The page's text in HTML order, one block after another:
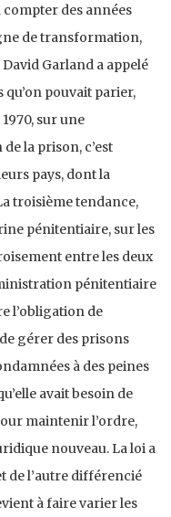
des années
de transformation,
Garland a appelé
pouvait parier,
sur une
la prison, c’est
pays, dont la
troisième tendance,
pénitentiaire, sur les
entre les deux
pénitentiaire
l’obligation de
gérer des prisons
à des peines
avait besoin de
maintenir l’ordre,
nouveau. La loi a
de l’autre différencié
à faire varier les